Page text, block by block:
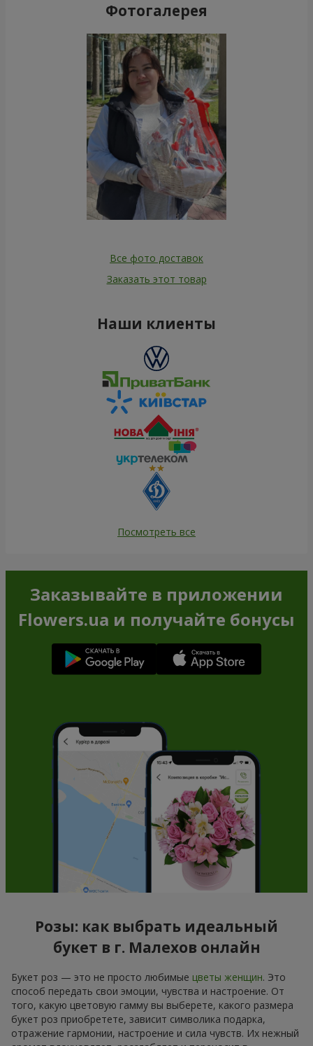
Фотогалерея
Все фото доставок
Заказать этот товар
Наши клиенты
Посмотреть все
Заказывайте в приложении
Flowers.ua и получайте бонусы
Розы: как выбрать идеальный
букет в г. Малехов онлайн
Букет роз — это не просто любимые цветы женщин. Это
способ передать свои эмоции, чувства и настроение. От
того, какую цветовую гамму вы выберете, какого размера
букет роз приобретете, зависит символика подарка,
отражение гармонии, настроение и сила чувств. Их нежный